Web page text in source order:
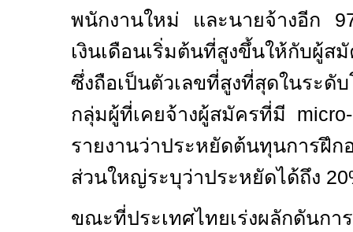
พนักงานใหม่ และนายจ้างอีก
เงินเดือนเริ่มต้นที่สูงขึ้นให้กับผู้ส
ซึ่งถือเป็นตัวเลขที่สูงที่สุดในร
กลุ่มผู้ที่เคยจ้างผู้สมัครที่มี
รายงานว่าประหยัดต้นทุนการฝึ
ส่วนใหญ่ระบุว่าประหยัดได้ถึง
ขณะที่ประเทศไทยเร่งผลักดันกา